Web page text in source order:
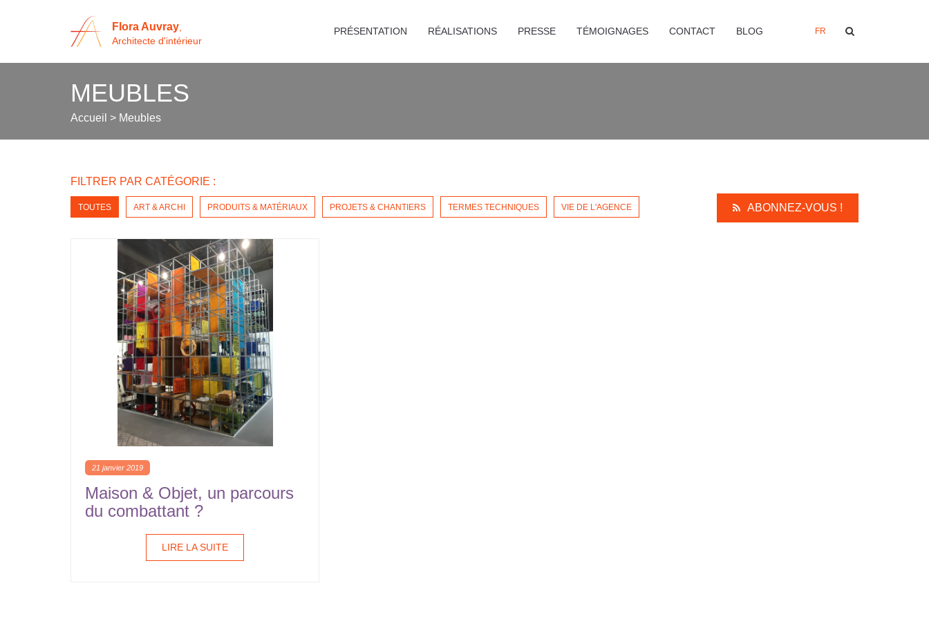
Flora Auvray
Architecte d'intérieur
PRÉSENTATION RÉALISATIONS PRESSE TÉMOIGNAGES CONTACT BLOG FR
MEUBLES
Accueil > Meubles
FILTRER PAR CATÉGORIE :
TOUTES ART & ARCHI PRODUITS & MATÉRIAUX PROJETS & CHANTIERS TERMES TECHNIQUES VIE DE L'AGENCE ABONNEZ-VOUS !
21 janvier 2019
Maison & Objet, un parcours
du combattant ?
LIRE LA SUITE